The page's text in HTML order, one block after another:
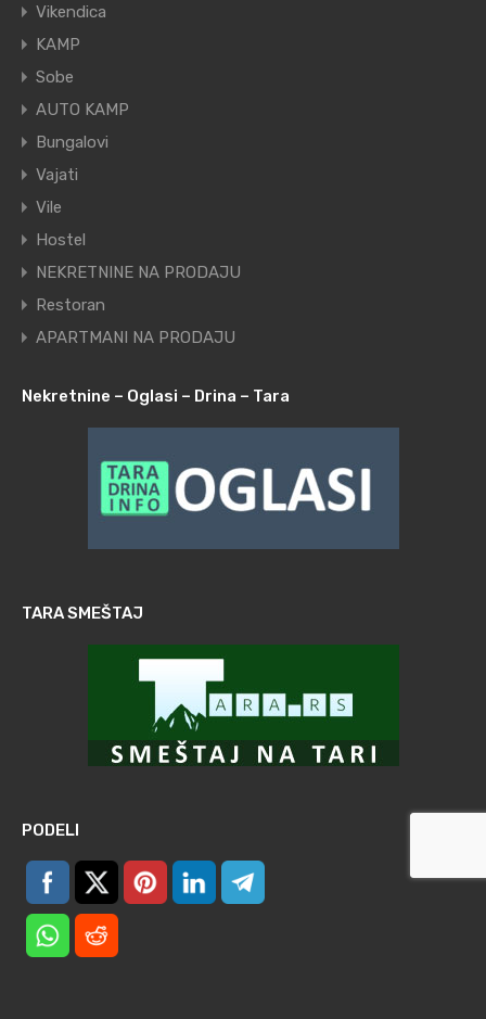
Vikendica
KAMP
Sobe
AUTO KAMP
Bungalovi
Vajati
Vile
Hostel
NEKRETNINE NA PRODAJU
Restoran
APARTMANI NA PRODAJU
Nekretnine – Oglasi – Drina – Tara
TARA SMEŠTAJ
PODELI